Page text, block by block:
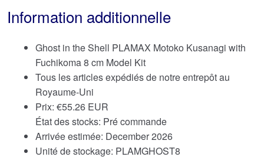
Information additionnelle
Ghost in the Shell PLAMAX Motoko Kusanagi with
Fuchikoma 8 cm Model Kit
Tous les articles expédiés de notre entrepôt au
Royaume-Uni
Prix: €55.26 EUR
État des stocks: Pré commande
Arrivée estimée: December 2026
Unité de stockage: PLAMGHOST8